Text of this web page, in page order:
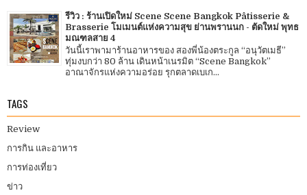
รีวิว : ร้านเปิดใหม่ Scene Scene Bangkok Pâtisserie &
Brasserie โมเมนต์แห่งความสุข ย่านพรานนก - ตัดใหม่ พุทธ
มณฑลสาย 4
วันนี้เราพามาร้านอาหารของ สองพี่น้องตระกูล “อนุวัตเมธี”
ทุ่มงบกว่า 80 ล้าน เดินหน้าเนรมิต “Scene Bangkok”
อาณาจักรแห่งความอร่อย รุกตลาดเบเก...
TAGS
Review
การกิน และอาหาร
การท่องเที่ยว
ข่าว